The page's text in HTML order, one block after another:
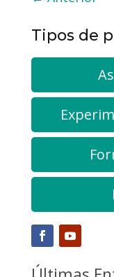
Tipos de